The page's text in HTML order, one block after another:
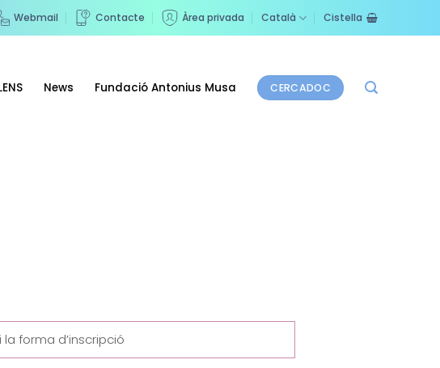
Webmail Contacte Àrea privada Català Cistella
News Fundació Antonius Musa CERCADOC
forma d’inscripció